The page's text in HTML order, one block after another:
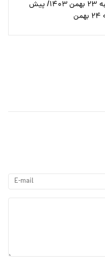
وضعیت آب و هوا امروز سه شنبه ۲۳ بهمن ۱۴۰۳/ پیش